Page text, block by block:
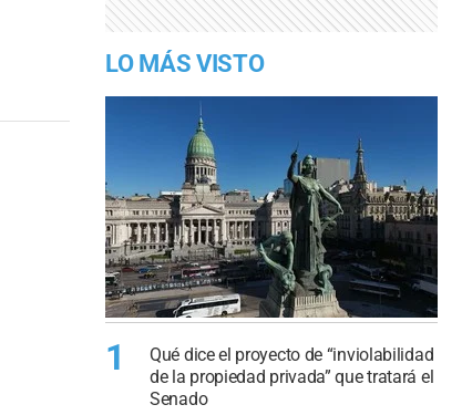
LO MÁS VISTO
1
Qué dice el proyecto de “inviolabilidad
de la propiedad privada” que tratará el
Senado